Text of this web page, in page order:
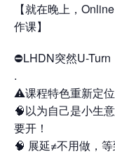
【就在晚上，
作课】
⛔LHDN突然U-
.
⚠️课程特色重新定
🧠以为自己是小生
要开！
🧠 展延≠不用做，